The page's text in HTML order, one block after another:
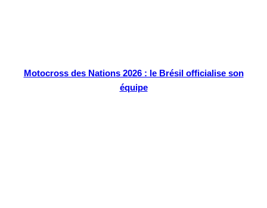
Motocross des Nations 2026 : le Brésil officialise son
équipe